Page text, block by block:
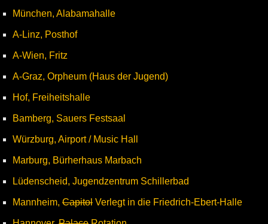
München, Alabamahalle
A-Linz, Posthof
A-Wien, Fritz
A-Graz, Orpheum (Haus der Jugend)
Hof, Freiheitshalle
Bamberg, Sauers Festsaal
Würzburg, Airport / Music Hall
Marburg, Bürherhaus Marbach
Lüdenscheid, Jugendzentrum Schillerbad
Mannheim, Capitol Verlegt in die Friedrich-Ebert-Halle